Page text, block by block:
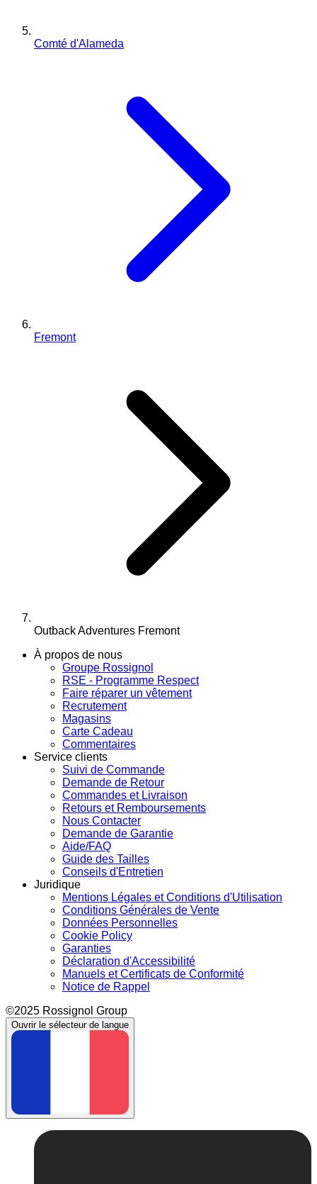
Comté d'Alameda
Fremont
Outback Adventures Fremont
À propos de nous
Groupe Rossignol
RSE - Programme Respect
Faire réparer un vêtement
Recrutement
Magasins
Carte Cadeau
Commentaires
Service clients
Suivi de Commande
Demande de Retour
Commandes et Livraison
Retours et Remboursements
Nous Contacter
Demande de Garantie
Aide/FAQ
Guide des Tailles
Conseils d'Entretien
Juridique
Mentions Légales et Conditions d'Utilisation
Conditions Générales de Vente
Données Personnelles
Cookie Policy
Garanties
Déclaration d'Accessibilité
Manuels et Certificats de Conformité
Notice de Rappel
©2025 Rossignol Group
Ouvrir le sélecteur de langue